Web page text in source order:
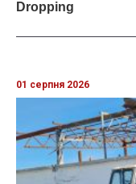
01 серпня 2026